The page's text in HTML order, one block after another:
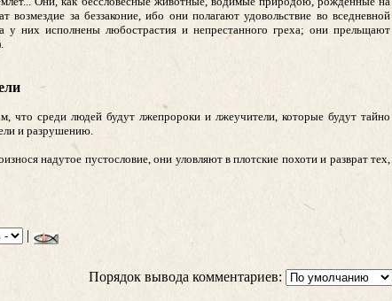
за беззаконие, ибо они полагают удовольствие во вседневной
них исполнены любострастия и непрестанного греха; они прельщают
что среди людей будут лжепророки и лжеучители, которые будут тайно
и разрушению.
надутое пустословие, они уловляют в плотские похоти и разврат тех,
|
Порядок вывода комментариев: